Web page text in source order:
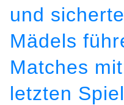
und
Mädels
Matches
letzten